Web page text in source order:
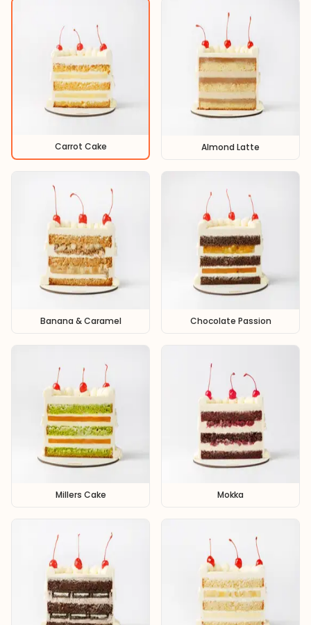
Carrot Cake Almond Latte
Banana & Caramel Chocolate Passion
Millers Cake Mokka